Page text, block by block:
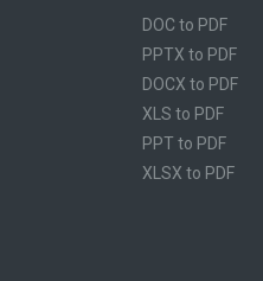
DOC to PDF
PPTX to PDF
DOCX to PDF
XLS to PDF
PPT to PDF
XLSX to PDF